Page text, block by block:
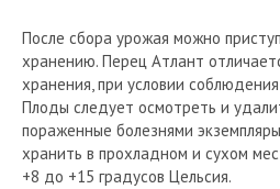
После сбора урожая можно
хранению. Перец Атлант
хранения, при условии
Плоды следует осмотреть и
пораженные болезнями
хранить в прохладном и сухом
+8 до +15 градусов Цельсия.